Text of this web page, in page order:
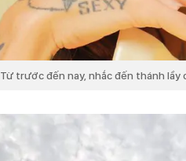
Từ trước đến nay, nhắc đến thánh lầy